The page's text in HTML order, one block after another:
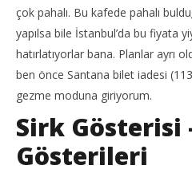
çok pahalı. Bu kafede pahalı
yapılsa bile İstanbul’da bu fiyata
hatırlatıyorlar bana. Planlar ayrı
ben önce Santana bilet iadesi
gezme moduna giriyorum.
Sirk Gösterisi
Gösterileri